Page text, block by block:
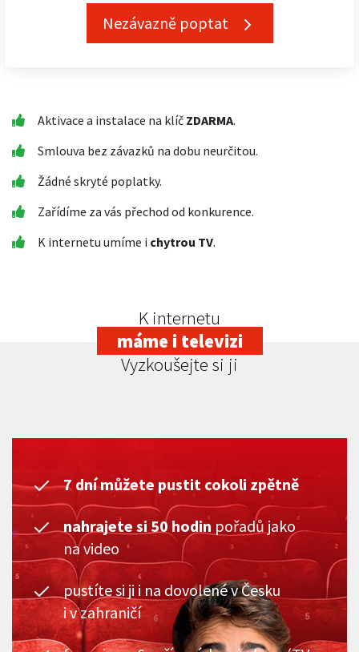
Nezávazně poptat
Aktivace a instalace na klíč ZDARMA.
Smlouva bez závazků na dobu neurčitou.
Žádné skryté poplatky.
Zařídíme za vás přechod od konkurence.
K internetu umíme i chytrou TV.
K internetu
máme i televizi
Vyzkoušejte si ji
7 dní můžete pustit cokoli zpětně
nahrajete si 50 hodin pořadů jako
na video
pustíte si ji i na dovolené v Česku
i v zahraničí